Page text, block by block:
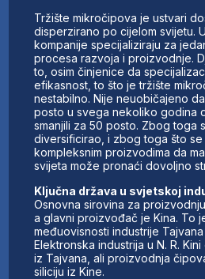
Tržište mikročipova je ustvari
disperzirano po cijelom svijetu.
kompanije specijaliziraju za
procesa razvoja i proizvodnje.
to, osim činjenice da
efikasnost, to što je tržište
nestabilno. Nije neuobičajeno
posto u svega nekoliko godina
smanjili za 50 posto. Zbog toga
diversificirao, i zbog toga što
kompleksnim proizvodima da
svijeta može pronaći dovoljno
Ključna država u svjetskoj
Osnovna sirovina za
a glavni proizvođač je Kina. To
međuovisnosti industrije Tajvana
Elektronska industrija u N. R.
iz Tajvana, ali proizvodnja
siliciju iz Kine.